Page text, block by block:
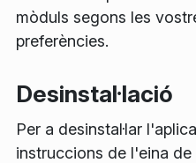
mòduls segons les
preferències.
Desinstal·lació
Per a desinstal·lar
instruccions de l'eina